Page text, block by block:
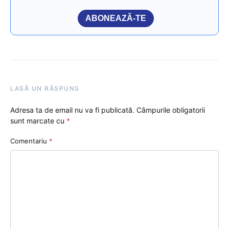
ABONEAZĂ-TE
LASĂ UN RĂSPUNS
Adresa ta de email nu va fi publicată. Câmpurile obligatorii
sunt marcate cu *
Comentariu *